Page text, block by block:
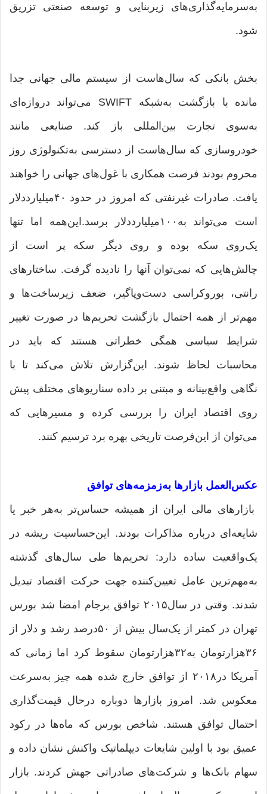
به‌سرمایه‌گذاری‌های زیربنایی و توسعه صنعتی تزریق
شود.
بخش بانکی که سال‌هاست از سیستم مالی جهانی جدا
مانده با بازگشت به‌شبکه SWIFT می‌تواند دروازه‌ای
به‌سوی تجارت بین‌المللی باز کند. صنایعی مانند
خودروسازی که سال‌هاست از دسترسی به‌تکنولوژی روز
محروم بودند فرصت همکاری با غول‌های جهانی را خواهند
یافت. صادرات غیرنفتی که امروز در حدود ۴۰‌میلیارددلار
است می‌تواند به‌۱۰۰‌میلیارددلار برسد.این‌همه اما تنها
یک‌روی سکه بوده و روی دیگر سکه پر است از
چالش‌هایی که نمی‌توان آنها را نادیده گرفت. ساختارهای
رانتی، بوروکراسی دست‌وپاگیر، ضعف زیرساخت‌ها و
مهم‌تر از همه احتمال بازگشت تحریم‌ها در صورت تغییر
شرایط سیاسی همگی خطراتی هستند که باید در
محاسبات لحاظ شوند. این‌گزارش تلاش می‌کند تا با
نگاهی واقع‌بینانه و مبتنی بر داده سناریوهای مختلف پیش
روی اقتصاد ایران را بررسی کرده و مسیرهایی که
می‌توان از این‌فرصت تاریخی بهره برد ترسیم کنند.
عکس‌العمل بازارها به‌زمزمه‌های توافق
بازارهای مالی ایران از همیشه حساس‌تر به‌هر خبر یا
شایعه‌ای درباره مذاکرات بودند. این‌حساسیت ریشه در
یک‌واقعیت ساده دارد: تحریم‌ها طی سال‌های گذشته
به‌مهم‌ترین عامل تعیین‌کننده جهت حرکت اقتصاد تبدیل
شدند. وقتی در سال‌۲۰۱۵ توافق برجام امضا شد بورس
تهران در کمتر از یک‌سال بیش از ۵۰‌درصد رشد و دلار از
۳۶‌هزارتومان به‌۳۲‌هزارتومان سقوط کرد اما زمانی که
آمریکا در۲۰۱۸ از توافق خارج شده همه چیز به‌سرعت
معکوس شد. امروز بازارها دوباره درحال قیمت‌گذاری
احتمال توافق هستند. شاخص بورس که ماه‌ها در رکود
عمیق بود با اولین شایعات دیپلماتیک واکنش نشان داده و
سهام بانک‌ها و شرکت‌های صادراتی جهش کردند. بازار